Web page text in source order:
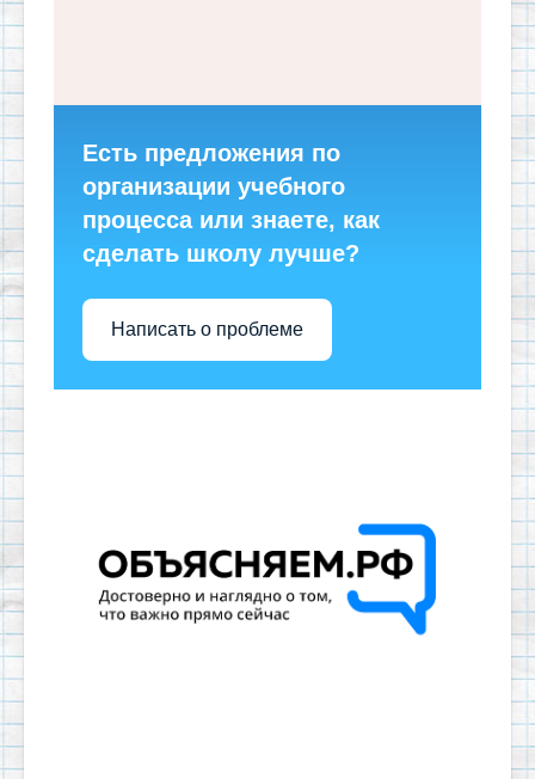
Есть предложения по
организации учебного
процесса или знаете, как
сделать школу лучше?
Написать о проблеме